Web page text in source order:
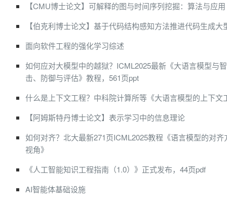
【CMU博士论文】可解释的图与时间序列挖掘：算法与应用
【伯克利博士论文】基于代码结构感知方法推进代码生成
面向软件工程的强化学习综述
如何应对大模型中的越狱？ICML2025最新《大语言模型与
击、防御与评估》教程，561页ppt
什么是上下文工程？中科院计算所等《大语言模型的上下文
【阿姆斯特丹博士论文】表示学习中的信息理论
如何对齐？北大最新271页ICML2025教程《语言模型的对
视角》
《人工智能知识工程指南（1.0）》正式发布，44页pdf
AI智能体基础设施